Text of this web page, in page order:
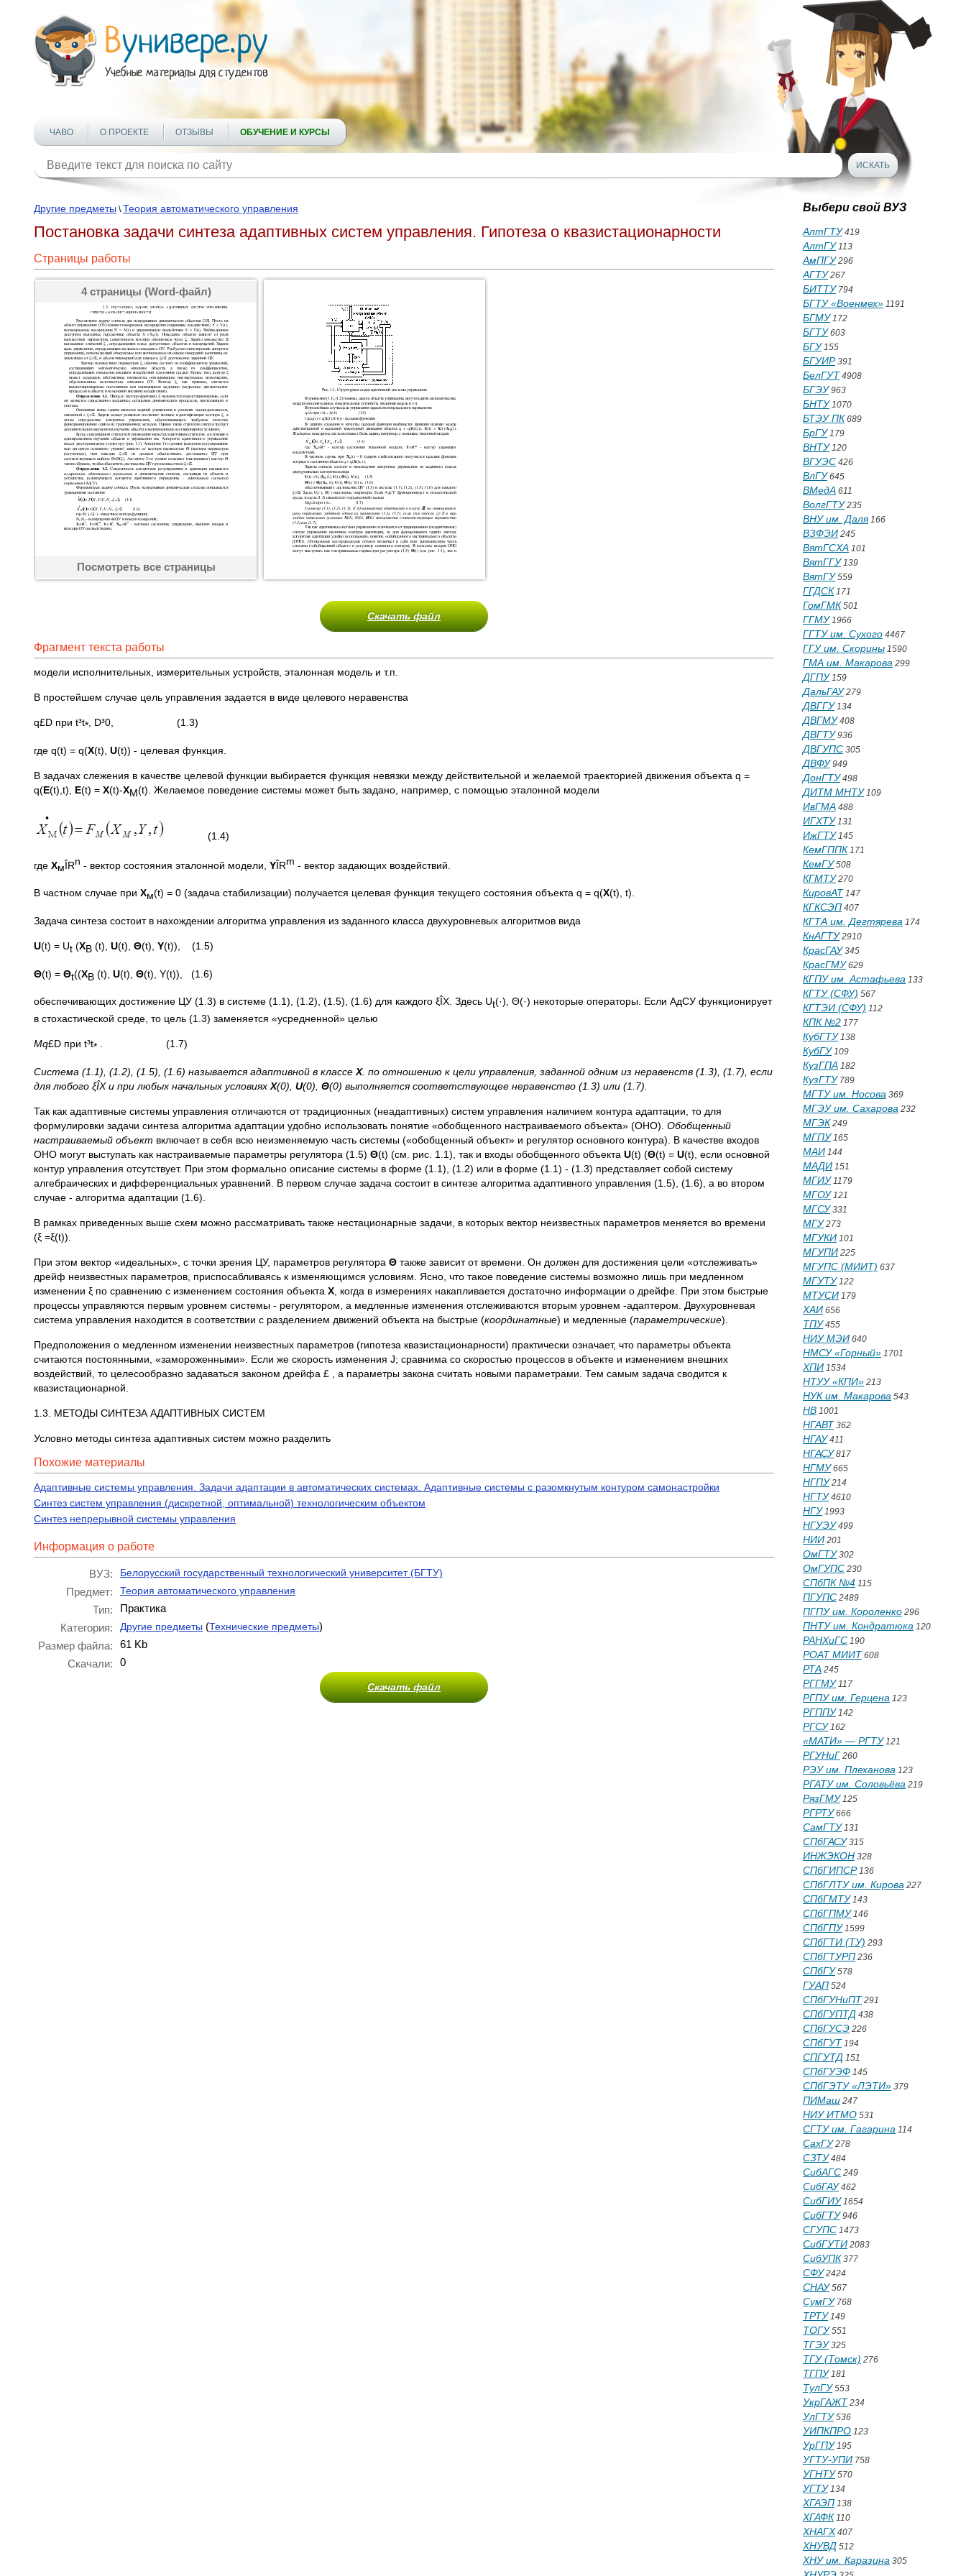
ЧАВО О ПРОЕКТЕ ОТЗЫВЫ ОБУЧЕНИЕ И КУРСЫ
Другие предметы \Теория автоматического управления
Постановка задачи синтеза адаптивных систем управления. Гипотеза о квазистационарности
Страницы работы
4 страницы (Word-файл)
Посмотреть все страницы
Скачать файл
Фрагмент текста работы
модели исполнительных, измерительных устройств, эталонная модель и т.п.
В простейшем случае цель управления задается в виде целевого неравенства
q£D при t³t* , D³0, (1.3)
где q(t) = q(X(t), U(t)) - целевая функция.
В задачах слежения в качестве целевой функции выбирается функция невязки между действительной и желаемой траекторией движения объекта q =
q(E(t),t), E(t) = X(t)-XM(t). Желаемое поведение системы может быть задано, например, с помощью эталонной модели
(1.4)
где ХмÎRn - вектор состояния эталонной модели, YÎRm - вектор задающих воздействий.
В частном случае при Хм(t) = 0 (задача стабилизации) получается целевая функция текущего состояния объекта q = q(X(t), t).
Задача синтеза состоит в нахождении алгоритма управления из заданного класса двухуровневых алгоритмов вида
U(t) = Ut (XB (t), U(t), Θ(t), Y(t)), (1.5)
Θ(t) = Θt((XB (t), U(t), Θ(t), Y(t)), (1.6)
обеспечивающих достижение ЦУ (1.3) в системе (1.1), (1.2), (1.5), (1.6) для каждого ξÎX. Здесь Ut(·), Θ(·) некоторые операторы. Если АдСУ функционирует
в стохастической среде, то цель (1.3) заменяется «усредненной» целью
Мq£D при t³t* . (1.7)
Система (1.1), (1.2), (1.5), (1.6) называется адаптивной в классе X. по отношению к цели управления, заданной одним из неравенств (1.3), (1.7), если
для любого ξÎXи при любых начальных условиях Х(0), U(0), Θ(0) выполняется соответствующее неравенство (1.3) или (1.7).
Так как адаптивные системы управления отличаются от традиционных (неадаптивных) систем управления наличием контура адаптации, то для
формулировки задачи синтеза алгоритма адаптации удобно использовать понятие «обобщенного настраиваемого объекта» (ОНО). Обобщенный
настраиваемый объект включает в себя всю неизменяемую часть системы («обобщенный объект» и регулятор основного контура). В качестве входов
ОНО могут выступать как настраиваемые параметры регулятора (1.5) Θ(t) (см. рис. 1.1), так и входы обобщенного объекта U(t) (Θ(t) = U(t), если основной
контур управления отсутствует. При этом формально описание системы в форме (1.1), (1.2) или в форме (1.1) - (1.3) представляет собой систему
алгебраических и дифференциальных уравнений. В первом случае задача состоит в синтезе алгоритма адаптивного управления (1.5), (1.6), а во втором
случае - алгоритма адаптации (1.6).
В рамках приведенных выше схем можно рассматривать также нестационарные задачи, в которых вектор неизвестных параметров меняется во времени
(ξ =ξ(t)).
При этом вектор «идеальных», с точки зрения ЦУ, параметров регулятора Θ также зависит от времени. Он должен для достижения цели «отслеживать»
дрейф неизвестных параметров, приспосабливаясь к изменяющимся условиям. Ясно, что такое поведение системы возможно лишь при медленном
изменении ξ по сравнению с изменением состояния объекта X , когда в измерениях накапливается достаточно информации о дрейфе. При этом быстрые
процессы управляются первым уровнем системы - регулятором, а медленные изменения отслеживаются вторым уровнем -адаптером. Двухуровневая
система управления находится в соответствии с разделением движений объекта на быстрые (координатные) и медленные (параметрические).
Предположения о медленном изменении неизвестных параметров (гипотеза квазистационарности) практически означает, что параметры объекта
считаются постоянными, «замороженными». Если же скорость изменения J; сравнима со скоростью процессов в объекте и изменением внешних
воздействий, то целесообразно задаваться законом дрейфа £ , а параметры закона считать новыми параметрами. Тем самым задача сводится к
квазистационарной.
1.3. МЕТОДЫ СИНТЕЗА АДАПТИВНЫХ СИСТЕМ
Условно методы синтеза адаптивных систем можно разделить
Похожие материалы
Адаптивные системы управления. Задачи адаптации в автоматических системах. Адаптивные системы с разомкнутым контуром самонастройки
Синтез систем управления (дискретной, оптимальной) технологическим объектом
Синтез непрерывной системы управления
Информация о работе
ВУЗ: Белорусский государственный технологический университет (БГТУ)
Предмет: Теория автоматического управления
Тип:
Практика
Категория:
Другие предметы (Технические предметы)
Размер файла:
61 Kb
Скачали:
0
Скачать файл
Выбери свой ВУЗ
АлтГТУ419
АлтГУ113
АмПГУ296
АГТУ267
БИТТУ794
БГТУ «Военмех» 1191
БГМУ172
БГТУ603
БГУ155
БГУИР391
БелГУТ 4908
БГЭУ963
БНТУ1070
БТЭУ ПК 689
БрГУ179
ВНТУ120
ВГУЭС 426
ВлГУ645
ВМедА 611
ВолгГТУ235
ВНУ им. Даля166
ВЗФЭИ 245
ВятГСХА 101
ВятГГУ139
ВятГУ559
ГГДСК 171
ГомГМК 501
ГГМУ1966
ГГТУ им. Сухого 4467
ГГУ им. Скорины 1590
ГМА им. Макарова 299
ДГПУ159
ДальГАУ279
ДВГГУ134
ДВГМУ408
ДВГТУ936
ДВГУПС 305
ДВФУ949
ДонГТУ498
ДИТМ МНТУ109
ИвГМА 488
ИГХТУ131
ИжГТУ145
КемГППК 171
КемГУ508
КГМТУ270
КировАТ 147
КГКСЭП 407
КГТА им. Дегтярева 174
КнАГТУ2910
КрасГАУ345
КрасГМУ629
КГПУ им. Астафьева 133
КГТУ (СФУ) 567
КГТЭИ (СФУ) 112
КПК №2 177
КубГТУ138
КубГУ109
КузГПА 182
КузГТУ789
МГТУ им. Носова 369
МГЭУ им. Сахарова 232
МГЭК 249
МГПУ165
МАИ 144
МАДИ 151
МГИУ1179
МГОУ121
МГСУ331
МГУ273
МГУКИ 101
МГУПИ 225
МГУПС (МИИТ) 637
МГУТУ122
МТУСИ 179
ХАИ 656
ТПУ455
НИУ МЭИ 640
НМСУ «Горный» 1701
ХПИ 1534
НТУУ «КПИ» 213
НУК им. Макарова 543
НВ 1001
НГАВТ 362
НГАУ411
НГАСУ817
НГМУ665
НГПУ214
НГТУ4610
НГУ1993
НГУЭУ499
НИИ 201
ОмГТУ302
ОмГУПС 230
СПбПК №4 115
ПГУПС 2489
ПГПУ им. Короленко 296
ПНТУ им. Кондратюка 120
РАНХиГС 190
РОАТ МИИТ 608
РТА 245
РГГМУ117
РГПУ им. Герцена 123
РГППУ142
РГСУ162
«МАТИ» — РГТУ121
РГУНиГ 260
РЭУ им. Плеханова 123
РГАТУ им. Соловьёва 219
РязГМУ125
РГРТУ666
СамГТУ131
СПбГАСУ315
ИНЖЭКОН 328
СПбГИПСР136
СПбГЛТУ им. Кирова 227
СПбГМТУ143
СПбГПМУ146
СПбГПУ1599
СПбГТИ (ТУ) 293
СПбГТУРП 236
СПбГУ578
ГУАП 524
СПбГУНиПТ 291
СПбГУПТД 438
СПбГУСЭ 226
СПбГУТ 194
СПГУТД 151
СПбГУЭФ 145
СПбГЭТУ «ЛЭТИ» 379
ПИМаш 247
НИУ ИТМО 531
СГТУ им. Гагарина 114
СахГУ278
СЗТУ484
СибАГС 249
СибГАУ462
СибГИУ1654
СибГТУ946
СГУПС 1473
СибГУТИ 2083
СибУПК 377
СФУ2424
СНАУ567
СумГУ768
ТРТУ149
ТОГУ551
ТГЭУ325
ТГУ (Томск) 276
ТГПУ181
ТулГУ553
УкрГАЖТ 234
УлГТУ536
УИПКПРО 123
УрГПУ195
УГТУ-УПИ 758
УГНТУ570
УГТУ134
ХГАЭП 138
ХГАФК 110
ХНАГХ 407
ХНУВД 512
ХНУ им. Каразина 305